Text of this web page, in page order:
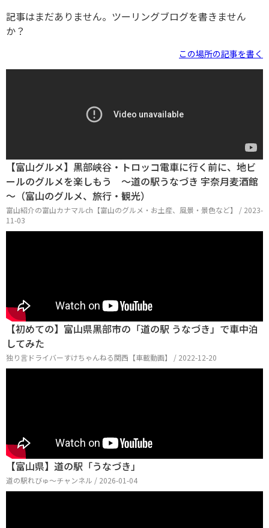
記事はまだありません。ツーリングブログを書きません
か？
この場所の記事を書く
【富山グルメ】黒部峡谷・トロッコ電車に行く前に、地ビ
ールのグルメを楽しもう ～道の駅うなづき 宇奈月麦酒館
～（富山のグルメ、旅行・観光）
富山紹介の富山カナマルch【富山のグルメ・お土産、風景・景色など】 / 2023-
11-03
【初めての】富山県黒部市の「道の駅 うなづき」で車中泊
してみた
独り言ドライバーすけちゃんねる関西【車載動画】 / 2022-12-20
【富山県】道の駅「うなづき」
道の駅れびゅ〜チャンネル / 2026-01-04